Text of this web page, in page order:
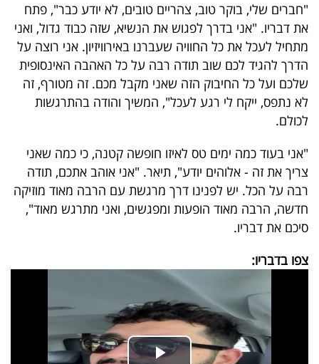
פעולה
דרושים
ניוזלטרים
מייל
אדום
באייס
אחרינו:
"חברים שלי, בוקר טוב, צהריים טובים, לא יודע כבר", פתח
את דבריו. "אני בדרך לפגוש את הנשיא, שזה כבוד גדול, ואני
מתחיל לעכל את כל החוויה שעברנו באירוויזיון. אני רוצה על
הדרך להגיד לכם שוב תודה רבה על כל האהבה האינסופית
שלכם ועל כל החיבוק הזה שאני מקבל מכם. זה מטורף, זה
לא נתפס, ייקח לי רגע לעכל", המשיך והודה בהתרגשות
לכולם.
"אני בעוד כמה ימים טס לאיזו חופשה קטנה, כי כמה שאני
צריך את זה - אלוהים יודע", תיאר. "אני אוהב אתכם, תודה
רבה על הכל. יש לפנינו דרך מרגשת עם הרבה מאוד מוזיקה
חדשה, הרבה מאוד הופעות ומפגשים, ואני מתרגש מאוד",
סיכם את דבריו.
צפו בדבריו: